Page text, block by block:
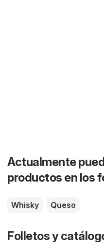
Actualmente
productos en los
Whisky Queso
Folletos y